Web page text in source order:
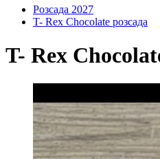
Розсада 2027
T- Rex Chocolate розсада
T- Rex